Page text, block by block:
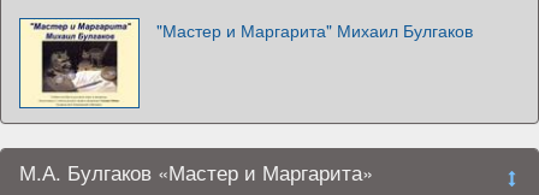
"Мастер и Маргарита" Михаил Булгаков
М.А. Булгаков «Мастер и Маргарита»